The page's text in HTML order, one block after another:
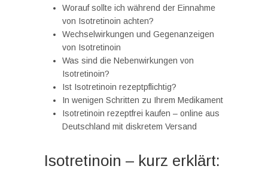
Worauf sollte ich während der Einnahme
von Isotretinoin achten?
Wechselwirkungen und Gegenanzeigen
von Isotretinoin
Was sind die Nebenwirkungen von
Isotretinoin?
Ist Isotretinoin rezeptpflichtig?
In wenigen Schritten zu Ihrem Medikament
Isotretinoin rezeptfrei kaufen – online aus
Deutschland mit diskretem Versand
Isotretinoin – kurz erklärt: